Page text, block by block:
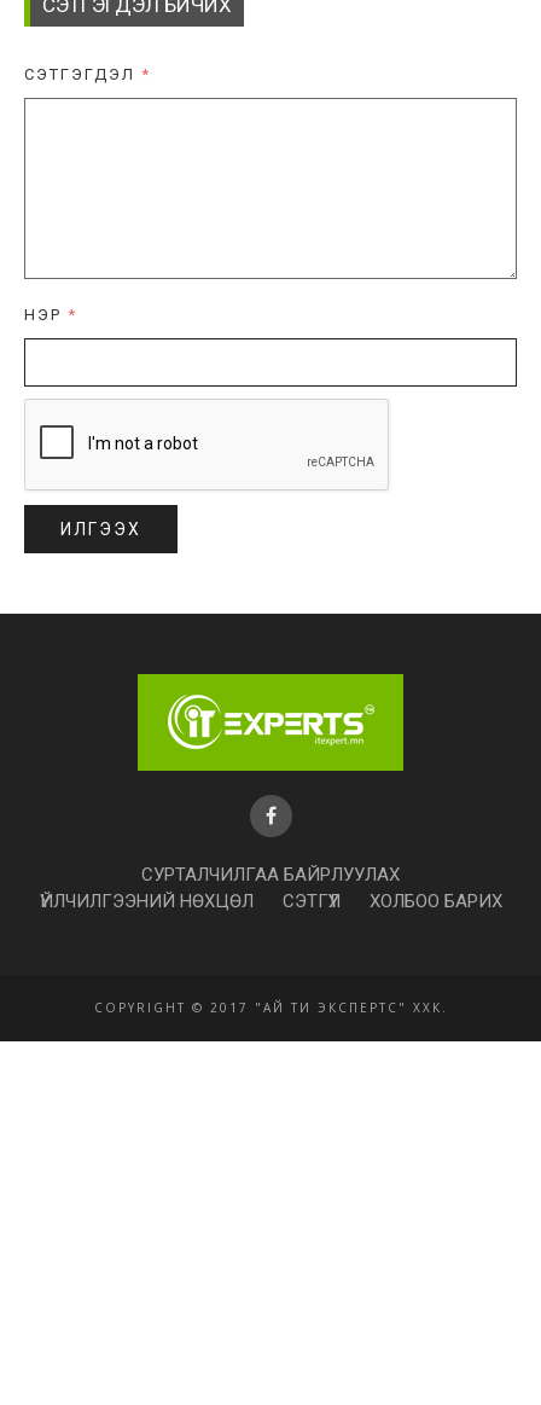
СЭТГЭГДЭЛ *
НЭР *
СУРТАЛЧИЛГАА БАЙРЛУУЛАХ
ҮЙЛЧИЛГЭЭНИЙ НӨХЦӨЛ
СЭТГҮҮЛ ХОЛБОО БАРИХ
COPYRIGHT © 2017 "АЙ ТИ ЭКСПЕРТС" ХХК.